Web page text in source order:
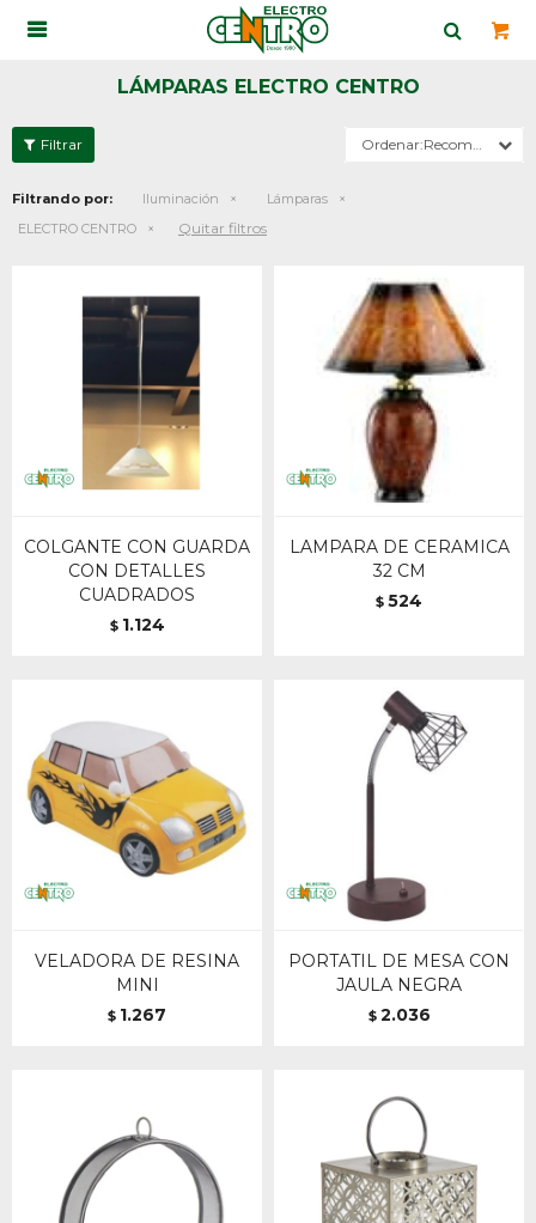

LÁMPARAS ELECTRO CENTRO
Recomendados
Filtrando por: Iluminación
Lámparas
ELECTRO CENTRO
Quitar filtros
COLGANTE CON GUARDA
CON DETALLES
CUADRADOS
$ 1.124
LAMPARA DE CERAMICA
32 CM
$ 524
VELADORA DE RESINA
MINI
$ 1.267
PORTATIL DE MESA CON
JAULA NEGRA
$ 2.036